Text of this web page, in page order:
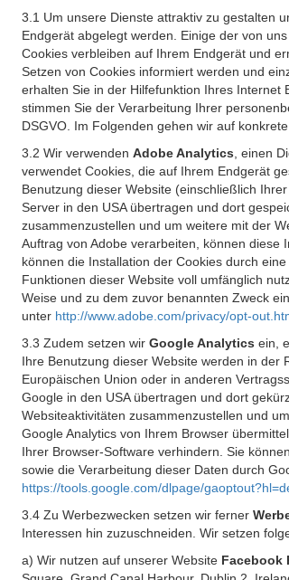
3.1 Um unsere Dienste attraktiv zu gestalten
Endgerät abgelegt werden. Einige der von
Cookies verbleiben auf Ihrem Endgerät und
Setzen von Cookies informiert werden und
erhalten Sie in der Hilfefunktion Ihres Internet
stimmen Sie der Verarbeitung Ihrer
DSGVO. Im Folgenden gehen wir auf konkrete
3.2 Wir verwenden Adobe Analytics , einen
verwendet Cookies, die auf Ihrem Endgerät
Benutzung dieser Website (einschließlich
Server in den USA übertragen und dort
zusammenzustellen und um weitere mit der
Auftrag von Adobe verarbeiten, können diese
können die Installation der Cookies durch
Funktionen dieser Website voll umfänglich
Weise und zu dem zuvor benannten Zweck
unter http://www.adobe.com/privacy/opt-
3.3 Zudem setzen wir Google Analytics ein,
Ihre Benutzung dieser Website werden in der
Europäischen Union oder in anderen
Google in den USA übertragen und dort
Websiteaktivitäten zusammenzustellen und
Google Analytics von Ihrem Browser
Ihrer Browser-Software verhindern. Sie
sowie die Verarbeitung dieser Daten durch
https://tools.google.com/dlpage/
3.4 Zu Werbezwecken setzen wir ferner
Interessen hin zuzuschneiden. Wir setzen
a) Wir nutzen auf unserer Website Facebook